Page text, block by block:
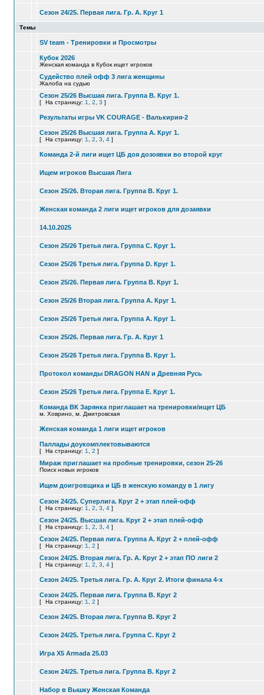
Сезон 24/25. Первая лига. Гр. А. Круг 1
Темы
SV team - Тренировки и Просмотры
Кубок 2026
Женская команда в Кубок ищет игроков
Судейство плей офф 3 лига женщины
Жалоба на судью
Сезон 25/26 Высшая лига. Группа В. Круг 1.
[ На страницу: 1 2 3 ]
Результаты игры VK COURAGE - Валькирия-2
Сезон 25/26 Высшая лига. Группа А. Круг 1.
[ На страницу: 1 2 3 4 ]
Команда 2-й лиги ищет ЦБ доя дозоявки во второй круг
Ищем игроков Высшая Лига
Сезон 25/26. Вторая лига. Группа В. Круг 1.
Женская команда 2 лиги ищет игроков для дозаявки
14.10.2025
Сезон 25/26 Третья лига. Группа C. Круг 1.
Сезон 25/26 Третья лига. Группа D. Круг 1.
Сезон 25/26. Первая лига. Группа В. Круг 1.
Сезон 25/26 Вторая лига. Группа А. Круг 1.
Сезон 25/26 Третья лига. Группа A. Круг 1.
Сезон 25/26. Первая лига. Гр. А. Круг 1
Сезон 25/26 Третья лига. Группа B. Круг 1.
Протокол команды DRAGON HAN и Древняя Русь
Сезон 25/26 Третья лига. Группа E. Круг 1.
Команда ВК Зарянка приглашает на тренировки/ищет ЦБ
м. Ховрино, м. Дмитровская
Женская команда 1 лиги ищет игроков
Паллады доукомплектовываются
[ На страницу: 1 2 ]
Мираж приглашает на пробные тренировки, сезон 25-26
Поиск новых игроков
Ищем доигровщика и ЦБ в женскую команду в 1 лигу
Сезон 24/25. Суперлига. Круг 2 + этап плей-офф
[ На страницу: 1 2 3 4 ]
Сезон 24/25. Высшая лига. Круг 2 + этап плей-офф
[ На страницу: 1 2 3 4 ]
Сезон 24/25. Первая лига. Группа А. Круг 2 + плей-офф
[ На страницу: 1 2 ]
Сезон 24/25. Вторая лига. Гр. А. Круг 2 + этап ПО лиги 2
[ На страницу: 1 2 3 4 ]
Сезон 24/25. Третья лига. Гр. А. Круг 2. Итоги финала 4-х
Сезон 24/25. Первая лига. Группа В. Круг 2
[ На страницу: 1 2 ]
Сезон 24/25. Вторая лига. Группа В. Круг 2
Сезон 24/25. Третья лига. Группа С. Круг 2
Игра X5 Armada 25.03
Сезон 24/25. Третья лига. Группа В. Круг 2
Набор в Вышку Женская Команда